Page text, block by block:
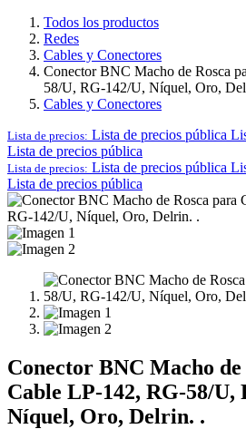
Todos los productos
Redes
Cables y Conectores
Conector BNC Macho de Rosca
58/U, RG-142/U, Níquel, Oro,
Cables y Conectores
Lista de precios: Lista de precios pública
Lista de precios pública
Lista de precios: Lista de precios pública
Lista de precios pública
Conector BNC Macho de
Cable LP-142, RG-58/U,
Níquel, Oro, Delrin. .